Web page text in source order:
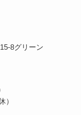
8グリーン
）